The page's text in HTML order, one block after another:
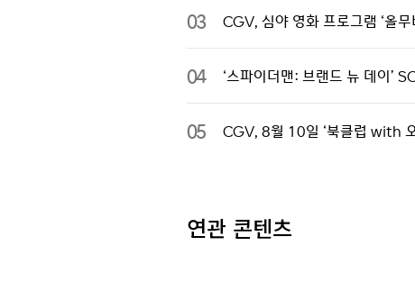
03 CGV, 심야 영화 프로그램 ‘올
04 ‘스파이더맨: 브랜드 뉴 데이’
05 CGV, 8월 10일 ‘북클럽 with
연관 콘텐츠